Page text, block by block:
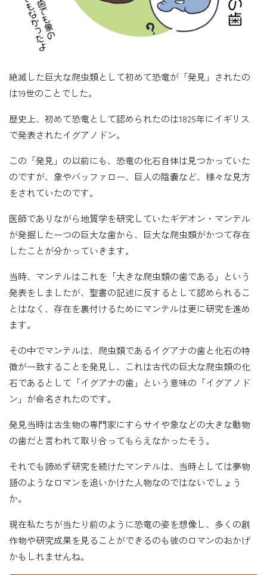
絶滅した巨大な爬虫類として初めて恐竜が「発見」されたの
は19世のことでした。
歴史上、初めて恐竜として認められたのは1825年にイギリス
で発表されたイグアノドン。
この「発見」の以前にも、恐竜の化石自体は見つかっていた
のですが、象やバッファロー、巨人の陰嚢など、様々な見方
をされていたのです。
医師でありながら地質学を研究していたギデオン・マンテル
が発掘した一つの巨大な歯から、巨大な爬虫類がかつて存在
したことが分かっていきます。
当時、マンテルはこれを「大きな爬虫類の歯である」という
発表をしましたが、聖書の記述に反するとして認められるこ
とはなく、存在を裏付けるためにマンテルは更に研究を進め
ます。
その中でマンテルは、爬虫類であるイグアナの歯と化石の特
徴が一致することを発見し、これは古代の巨大な爬虫類の化
石であるとして「イグアナの歯」という意味の「イグアノド
ン」が命名されたのです。
発見当時は古生物の専門家にすらサイや象などの大きな動物
の歯だと言われて取り合ってもらえなかったそう。
それでも諦めず研究を続けたマンテルは、当時としては夢物
語のようなロマンを追いかけた人物なのではないでしょう
か。
現在私たちが当たり前のように恐竜の姿を想像し、多くの創
作物や研究成果を見ることができるのも彼のロマンのおかげ
かもしれませんね。